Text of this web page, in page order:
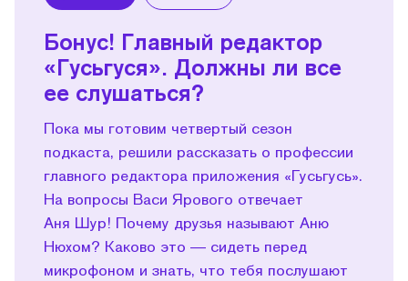
Бонус! Главный редактор
«Гусьгуся». Должны ли все
ее слушаться?
Пока мы готовим четвертый сезон
подкаста, решили рассказать о профессии
главного редактора приложения «Гусьгусь».
На вопросы Васи Ярового отвечает
Аня Шур! Почему друзья называют Аню
Нюхом? Каково это — сидеть перед
микрофоном и знать, что тебя послушают